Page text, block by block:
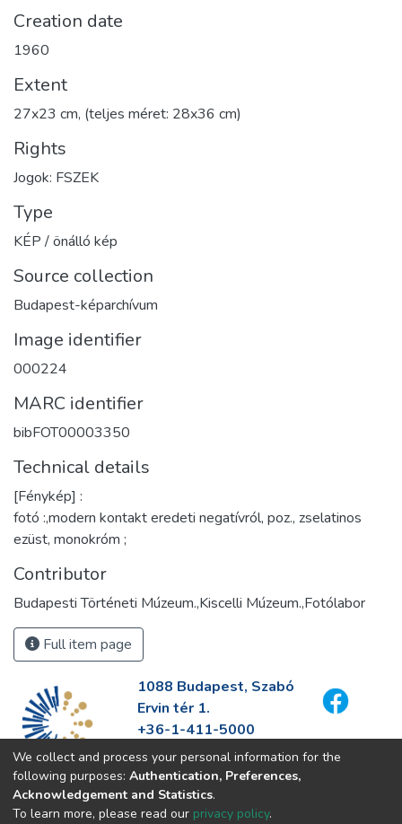
Creation date
1960
Extent
27x23 cm, (teljes méret: 28x36 cm)
Rights
Jogok: FSZEK
Type
KÉP / önálló kép
Source collection
Budapest-képarchívum
Image identifier
000224
MARC identifier
bibFOT00003350
Technical details
[Fénykép] :
fotó :,modern kontakt eredeti negatívról, poz., zselatinos
ezüst, monokróm ;
Contributor
Budapesti Történeti Múzeum.,Kiscelli Múzeum.,Fotólabor
Full item page
1088 Budapest, Szabó
Ervin tér 1.
+36-1-411-5000
info@fszek.hu
https://fszek.hu
We collect and process your personal information for the
following purposes: Authentication, Preferences,
Acknowledgement and Statistics.
To learn more, please read our privacy policy.